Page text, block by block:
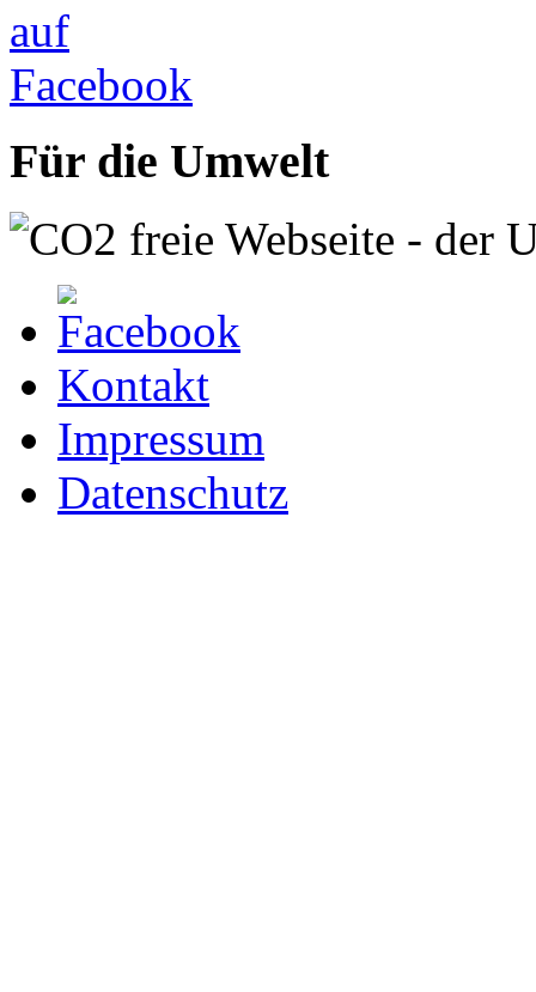
Für die Umwelt
Kontakt
Impressum
Datenschutz